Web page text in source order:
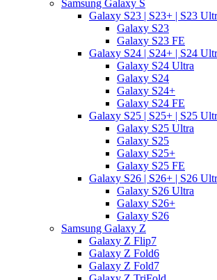
Samsung Galaxy S
Galaxy S23 | S23+ | S23
Galaxy S23
Galaxy S23 FE
Galaxy S24 | S24+ | S24
Galaxy S24 Ultra
Galaxy S24
Galaxy S24+
Galaxy S24 FE
Galaxy S25 | S25+ | S25
Galaxy S25 Ultra
Galaxy S25
Galaxy S25+
Galaxy S25 FE
Galaxy S26 | S26+ | S26
Galaxy S26 Ultra
Galaxy S26+
Galaxy S26
Samsung Galaxy Z
Galaxy Z Flip7
Galaxy Z Fold6
Galaxy Z Fold7